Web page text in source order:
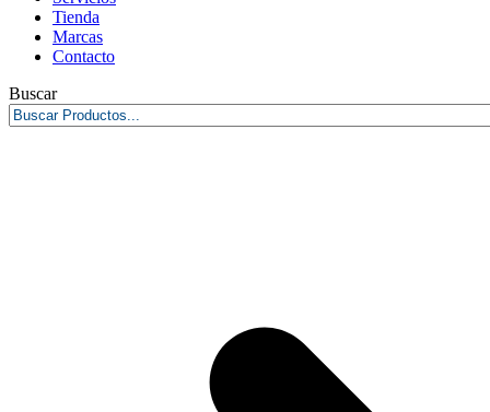
Tienda
Marcas
Contacto
Buscar